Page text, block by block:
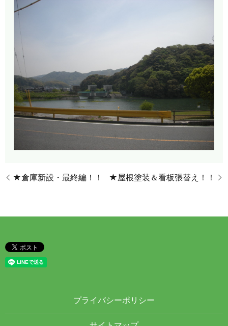
★倉庫新設・最終編！！ ★屋根塗装＆看板張替え！！
プライバシーポリシー